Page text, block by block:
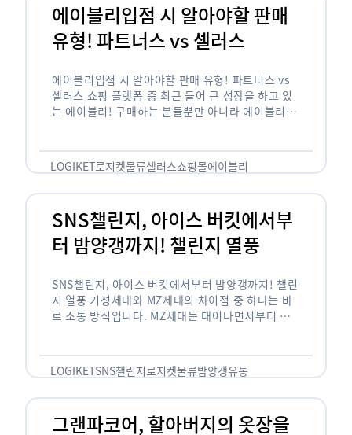
에이블리입점 시 알아야할 판매
유형! 파트너스 vs 셀러스
에이블리입점 시 알아야할 판매 유형! 파트너스 vs
셀러스 쇼핑 플랫폼 중 최근 들어 큰 성장을 하고 있
는 에이블리! 구매하는 분들뿐만 아니라 에이블리에
LOGIKET로지켓물류셀러스쇼핑몰에이블리
SNS챌린지, 아이스 버킷에서부
터 밤양갱까지! 챌린지 열풍
SNS챌린지, 아이스 버킷에서부터 밤양갱까지! 챌린
지 열풍 기성세대와 MZ세대의 차이점 중 하나는 바
로 소통 방식입니다. MZ세대는 태어나면서부터 디
도 능숙한 …
LOGIKETSNS챌린지로지켓물류밤양갱유통
그랜파코어, 할아버지의 옷장을